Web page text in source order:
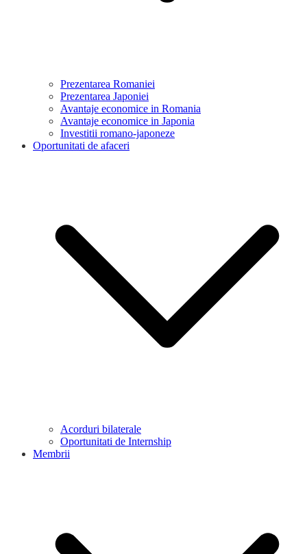
Prezentarea Romaniei
Prezentarea Japoniei
Avantaje economice in Romania
Avantaje economice in Japonia
Investitii romano-japoneze
Oportunitati de afaceri
Acorduri bilaterale
Oportunitati de Internship
Membrii